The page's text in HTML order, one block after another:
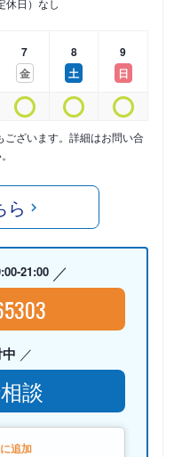
休日）なし
7
金
8
土
9
日
ざいます。詳細はお問い合
ら
21:00
談
追加